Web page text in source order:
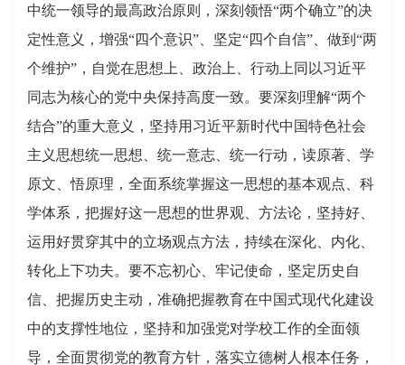
中统一领导的最高政治原则，深刻领悟“两个确立”的决
定性意义，增强“四个意识”、坚定“四个自信”、做到“两
个维护”，自觉在思想上、政治上、行动上同以习近平
同志为核心的党中央保持高度一致。要深刻理解“两个
结合”的重大意义，坚持用习近平新时代中国特色社会
主义思想统一思想、统一意志、统一行动，读原著、学
原文、悟原理，全面系统掌握这一思想的基本观点、科
学体系，把握好这一思想的世界观、方法论，坚持好、
运用好贯穿其中的立场观点方法，持续在深化、内化、
转化上下功夫。要不忘初心、牢记使命，坚定历史自
信、把握历史主动，准确把握教育在中国式现代化建设
中的支撑性地位，坚持和加强党对学校工作的全面领
导，全面贯彻党的教育方针，落实立德树人根本任务，